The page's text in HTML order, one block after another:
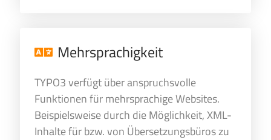
Mehrsprachigkeit
TYPO3 verfügt über anspruchsvolle
Funktionen für mehrsprachige Websites.
Beispielsweise durch die Möglichkeit, XML-
Inhalte für bzw. von Übersetzungsbüros zu